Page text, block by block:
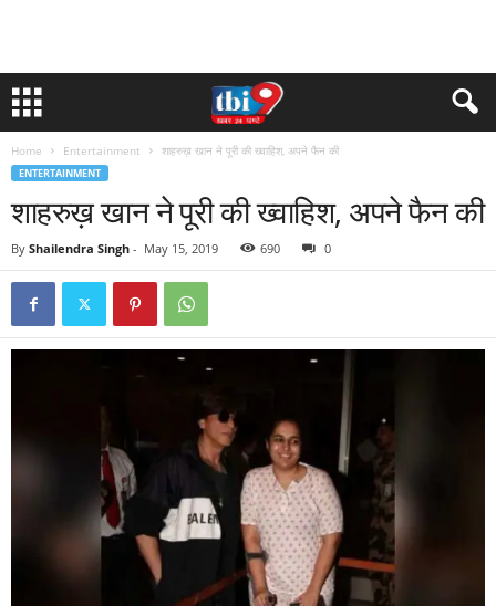
Home Entertainment शाहरुख़ खान ने पूरी की ख्वाहिश, अपने फैन की
ENTERTAINMENT
शाहरुख़ खान ने पूरी की ख्वाहिश, अपने फैन की
By Shailendra Singh - May 15, 2019 690 0